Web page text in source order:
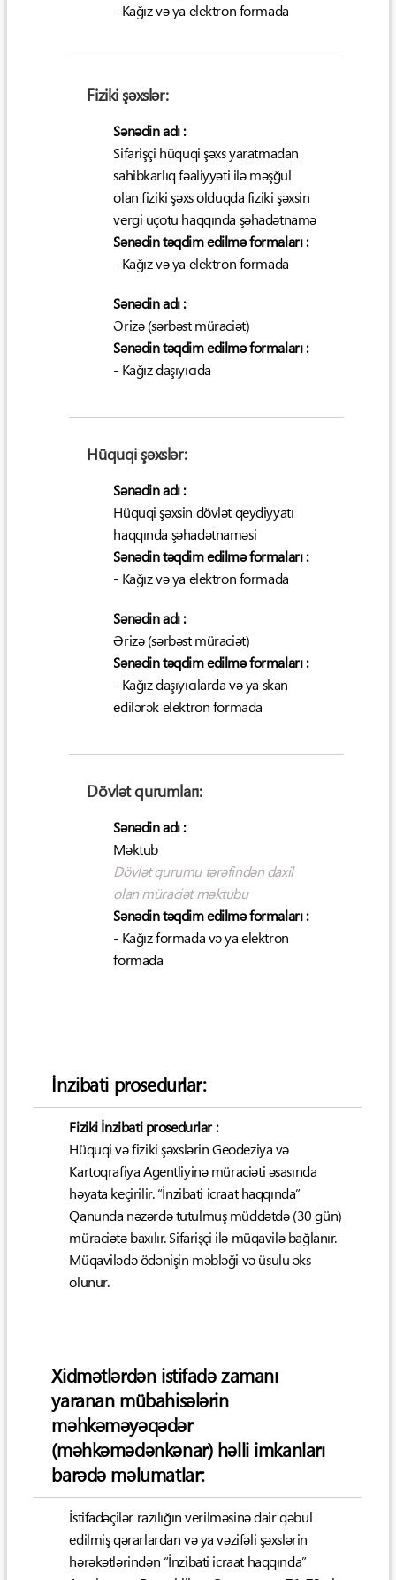
- Kağız və ya elektron formada
Fiziki şəxslər:
Sənədin adı :
Sifarişçi hüquqi şəxs yaratmadan
sahibkarlıq fəaliyyəti ilə məşğul
olan fiziki şəxs olduqda fiziki şəxsin
vergi uçotu haqqında şəhadətnamə
Sənədin təqdim edilmə formaları :
- Kağız və ya elektron formada
Sənədin adı :
Ərizə (sərbəst müraciət)
Sənədin təqdim edilmə formaları :
- Kağız daşıyıcıda
Hüquqi şəxslər:
Sənədin adı :
Hüquqi şəxsin dövlət qeydiyyatı
haqqında şəhadətnaməsi
Sənədin təqdim edilmə formaları :
- Kağız və ya elektron formada
Sənədin adı :
Ərizə (sərbəst müraciət)
Sənədin təqdim edilmə formaları :
- Kağız daşıyıcılarda və ya skan
edilərək elektron formada
Dövlət qurumları:
Sənədin adı :
Məktub
Dövlət qurumu tərəfindən daxil
olan müraciət məktubu
Sənədin təqdim edilmə formaları :
- Kağız formada və ya elektron
formada
İnzibati prosedurlar:
Fiziki İnzibati prosedurlar :
Hüquqi və fiziki şəxslərin Geodeziya və
Kartoqrafiya Agentliyinə müraciəti əsasında
həyata keçirilir. “İnzibati icraat haqqında”
Qanunda nəzərdə tutulmuş müddətdə (30 gün)
müraciətə baxılır. Sifarişçi ilə müqavilə bağlanır.
Müqavilədə ödənişin məbləği və üsulu əks
olunur.
Xidmətlərdən istifadə zamanı
yaranan mübahisələrin
məhkəməyəqədər
(məhkəmədənkənar) həlli imkanları
barədə məlumatlar:
İstifadəçilər razılığın verilməsinə dair qəbul
edilmiş qərarlardan və ya vəzifəli şəxslərin
hərəkətlərindən “İnzibati icraat haqqında”